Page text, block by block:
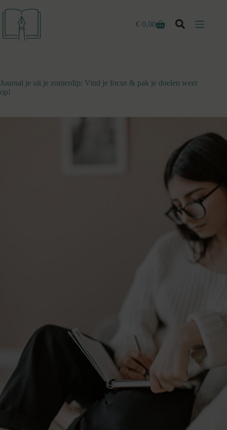
naar
inhoud
Winkelwagen
€ 0,00
Journal je uit je zomerdip: Vind je focus & pak je doelen weer
op!